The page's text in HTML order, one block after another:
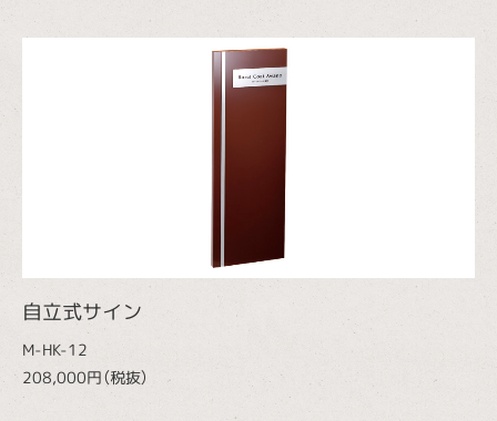
自立式サイン
M-HK-12
208,000円（税抜）